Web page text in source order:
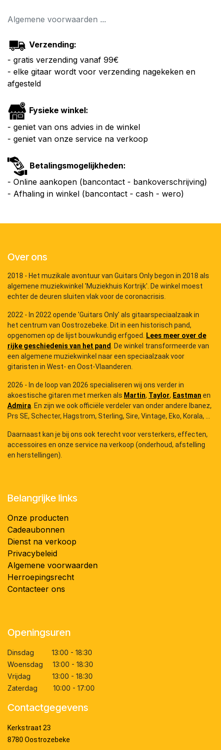
Algemene voorwaarden ...
Verzending:
- gratis verzending vanaf 99€
- elke gitaar wordt voor verzending nagekeken en
afgesteld
Fysieke winkel:
- geniet van ons advies in de winkel
- geniet van onze service na verkoop
Betalingsmogelijkheden:
- Online aankopen (bancontact - bankoverschrijving)
- Afhaling in winkel (bancontact - cash - wero)
Over ons
2018 - Het muzikale avontuur van Guitars Only begon in 2018 als
algemene muziekwinkel 'Muziekhuis Kortrijk'. De winkel moest
echter de deuren sluiten vlak voor de coronacrisis.
2022 - In 2022 opende 'Guitars Only' als gitaarspeciaalzaak in
het centrum van Oostrozebeke. Dit in een historisch pand,
opgenomen op de lijst bouwkundig erfgoed.
Lees meer over de
rijke geschiedenis van het pand
. De winkel transformeerde van
een algemene muziekwinkel naar een speciaalzaak voor
gitaristen in West- en Oost-Vlaanderen.
2026 - In de loop van 2026 specialiseren wij ons verder in
akoestische gitaren met merken als Martin, Taylor, Eastman en
Admira . En zijn we ook officiële verdeler van onder andere Ibanez,
Prs SE, Schecter, Hagstrom, Sterling, Sire, Vintage, Eko, Korala, ...
Daarnaast kan je bij ons ook terecht voor versterkers, effecten,
accessoires en onze service na verkoop (onderhoud, afstelling
en herstellingen).
Belangrijke links
Onze producten
Cadeaubonnen
Dienst na verkoop
Privacybeleid
Algemene voorwaarden
Herroepingsrecht
Contacteer ons
Openingsuren
Dinsdag 13:00 - 18:30
Woensdag 13:00 - 18:30
Vrijdag 13:00 - 18:30
Zaterdag 10:00 - 17:00
Contactgegevens
Kerkstraat 23
8780 Oostrozebeke